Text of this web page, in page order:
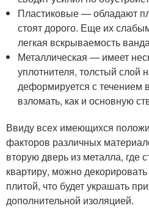
Пластиковые — обладают
стоят дорого. Еще их
легкая вскрываемость
Металлическая — имеет
уплотнителя, толстый слой
деформируется с течением
взломать, как и основную
Ввиду всех имеющихся
факторов различных
вторую дверь из металла, где
квартиру, можно
плитой, что будет украшать
дополнительной изоляцией.